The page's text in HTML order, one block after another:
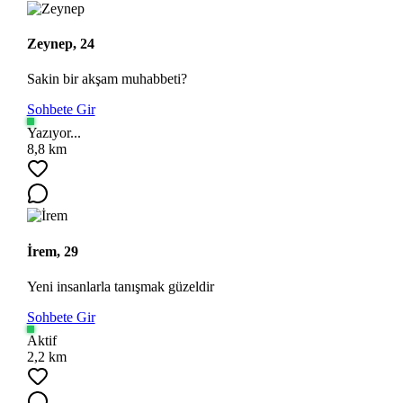
Zeynep, 24
Sakin bir akşam muhabbeti?
Sohbete Gir
Yazıyor...
8,8 km
İrem, 29
Yeni insanlarla tanışmak güzeldir
Sohbete Gir
Aktif
2,2 km